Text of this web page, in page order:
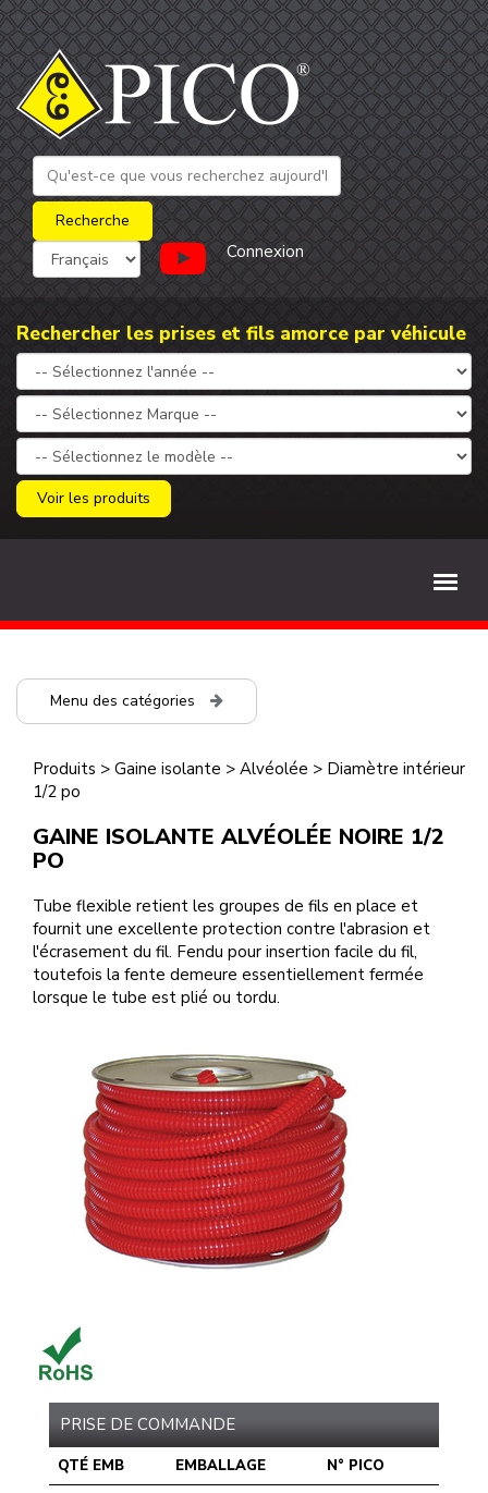
Connexion
Rechercher les prises et fils amorce par véhicule
Voir les produits
Menu des catégories
Produits > Gaine isolante > Alvéolée > Diamètre intérieur
1/2 po
GAINE ISOLANTE ALVÉOLÉE NOIRE 1/2
PO
Tube flexible retient les groupes de fils en place et
fournit une excellente protection contre l'abrasion et
l'écrasement du fil. Fendu pour insertion facile du fil,
toutefois la fente demeure essentiellement fermée
lorsque le tube est plié ou tordu.
PRISE DE COMMANDE
QTÉ EMB EMBALLAGE N° PICO